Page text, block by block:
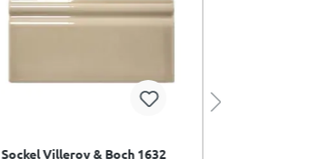
Sockel Villeroy & Boch 1632